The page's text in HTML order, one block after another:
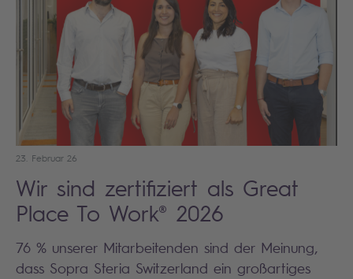
23. Februar 26
Wir sind zertifiziert als Great
Place To Work® 2026
76 % unserer Mitarbeitenden sind der Meinung,
dass Sopra Steria Switzerland ein großartiges